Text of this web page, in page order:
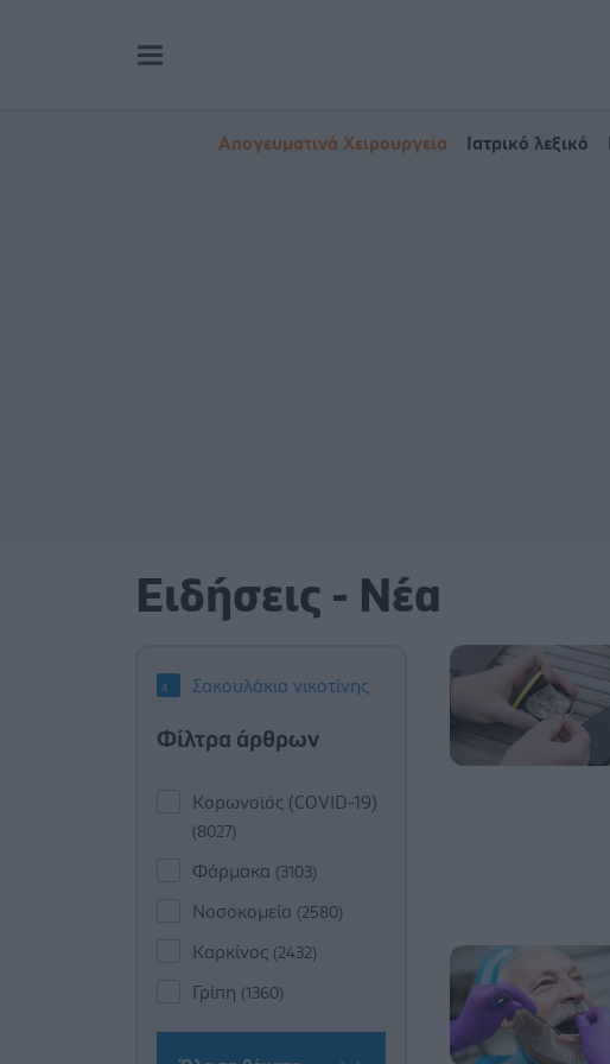
Απογευματινά Χειρουργεία Ιατρικό λεξικό
Ειδήσεις - Νέα
Σακουλάκια νικοτίνης
Φίλτρα άρθρων
Κορωνοϊός (COVID-19)
(8027)
Φάρμακα (3103)
Νοσοκομεία (2580)
Καρκίνος (2432)
Γρίπη (1360)